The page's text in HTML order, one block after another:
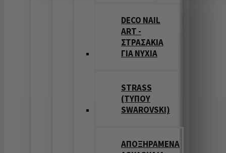
DECO NAIL
ART -
ΣΤΡΑΣΑΚΙΑ
ΓΙΑ ΝΥΧΙΑ
STRASS
(ΤΥΠΟΥ
SWAROVSKI)
ΑΠΟΞΗΡΑΜΕΝΑ